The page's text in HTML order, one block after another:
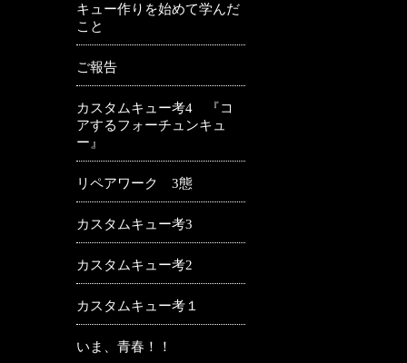
キュー作りを始めて学んだ
こと
ご報告
カスタムキュー考4 『コ
アするフォーチュンキュ
ー』
リペアワーク 3態
カスタムキュー考3
カスタムキュー考2
カスタムキュー考１
いま、青春！！